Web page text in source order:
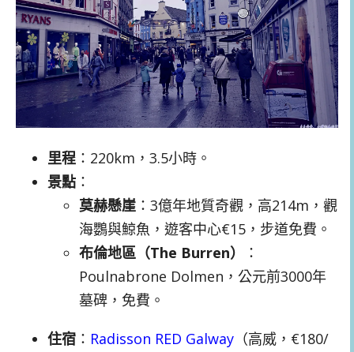
里程 ：220km，3.5小時。
景點 ：
莫赫懸崖 ：3億年地質奇觀，高214m，觀
海鸚與鯨魚，遊客中心€15，步道免費。
布倫地區（The Burren）
：
Poulnabrone Dolmen，公元前3000年
墓碑，免費。
住宿 ： Radisson RED Galway （高威，€180/